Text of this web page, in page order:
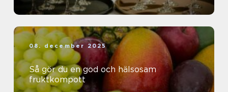
08. december 2025
Så gör du en god och hälsosam
fruktkompott